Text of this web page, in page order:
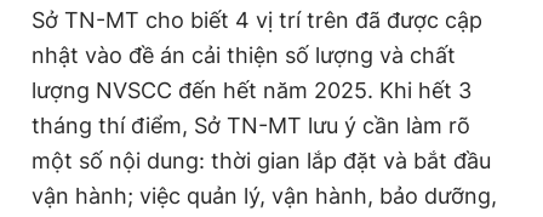
Sở TN-MT cho biết 4 vị trí trên đã được cập
nhật vào đề án cải thiện số lượng và chất
lượng NVSCC đến hết năm 2025. Khi hết 3
tháng thí điểm, Sở TN-MT lưu ý cần làm rõ
một số nội dung: thời gian lắp đặt và bắt đầu
vận hành; việc quản lý, vận hành, bảo dưỡng,